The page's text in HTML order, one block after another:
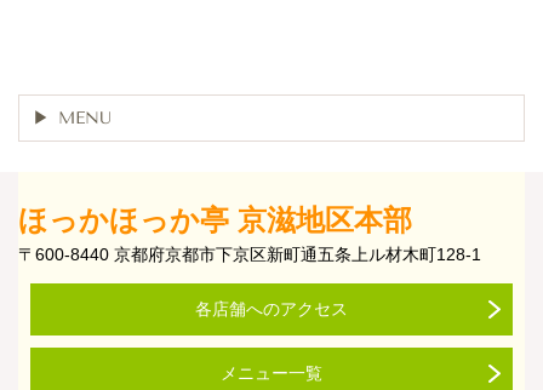
MENU
ほっかほっか亭 京滋地区本部
〒600-8440 京都府京都市下京区新町通五条上ル材木町128-1
各店舗へのアクセス
メニュー一覧